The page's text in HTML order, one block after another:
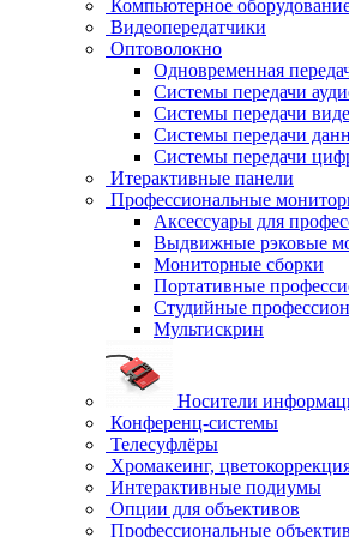
Компьютерное
Видеопередатчики
Оптоволокно
Одновременная
Системы передачи
Системы передачи
Системы передачи
Системы передачи
Итерактивные панели
Профессиональные
Аксессуары для
Выдвижные рэковые
Мониторные сборки
Портативные
Студийные
Мультискрин
Носители
Конференц-системы
Телесуфлёры
Хромакеинг,
Интерактивные подиумы
Опции для объективов
Профессиональные